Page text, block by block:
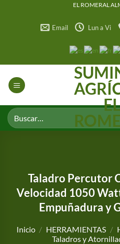
EL ROMERAL
Email Lun a Vi
Buscar
por:
Taladro Percutor
Velocidad 1050
Empuñadura y
Inicio / HERRAMIENTAS /
Taladros y